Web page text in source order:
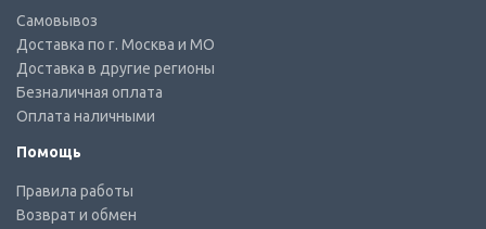
Самовывоз
Доставка по г. Москва и МО
Доставка в другие регионы
Безналичная оплата
Оплата наличными
Помощь
Правила работы
Возврат и обмен